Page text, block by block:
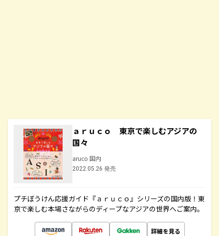
ａｒｕｃｏ 東京で楽しむアジアの
国々
aruco 国内
2022.05.26 発売
プチぼうけん応援ガイド『ａｒｕｃｏ』シリーズの国内版！東
京で楽しむ本場さながらのディープなアジアの世界へご案内。
詳細を見る